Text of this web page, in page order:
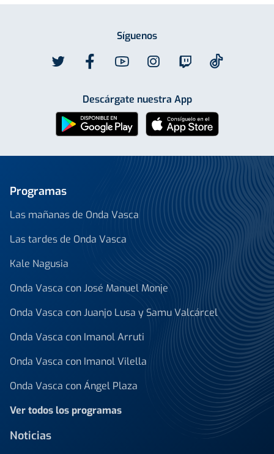
Síguenos
Descárgate nuestra App
Programas
Las mañanas de Onda Vasca
Las tardes de Onda Vasca
Kale Nagusia
Onda Vasca con José Manuel Monje
Onda Vasca con Juanjo Lusa y Samu Valcárcel
Onda Vasca con Imanol Arruti
Onda Vasca con Imanol Vilella
Onda Vasca con Ángel Plaza
Ver todos los programas
Noticias